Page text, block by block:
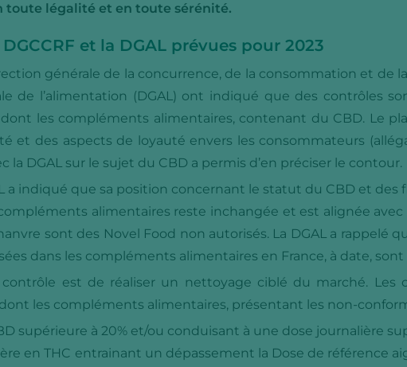
toute légalité et en toute sérénité.
et la DGAL prévues pour 2023
générale de la concurrence, de la consommation et de
de l’alimentation (DGAL) ont indiqué que des contrôles
les compléments alimentaires, contenant du CBD. Le
et des aspects de loyauté envers les consommateurs
la DGAL sur le sujet du CBD a permis d’en préciser le contour.
a indiqué que sa position concernant le statut du CBD et des
alimentaires reste inchangée et est alignée avec
sont des Novel Food non autorisés. La DGAL a rappelé
dans les compléments alimentaires en France, à date, sont
est de réaliser un nettoyage ciblé du marché. Les
les compléments alimentaires, présentant les non-
supérieure à 20% et/ou conduisant à une dose journalière
en THC entrainant un dépassement la Dose de référence